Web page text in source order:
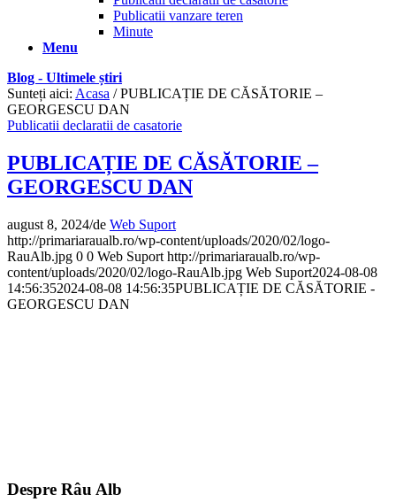
Publicatii vanzare teren
Minute
Menu
Blog - Ultimele știri
Sunteți aici: Acasa / PUBLICAȚIE DE CĂSĂTORIE –
GEORGESCU DAN
Publicatii declaratii de casatorie
PUBLICAȚIE DE CĂSĂTORIE –
GEORGESCU DAN
august 8, 2024/de Web Suport
http://primariaraualb.ro/wp-content/uploads/2020/02/logo-
RauAlb.jpg 0 0 Web Suport http://primariaraualb.ro/wp-
content/uploads/2020/02/logo-RauAlb.jpg Web Suport2024-08-08
14:56:352024-08-08 14:56:35PUBLICAȚIE DE CĂSĂTORIE -
GEORGESCU DAN
Despre Râu Alb